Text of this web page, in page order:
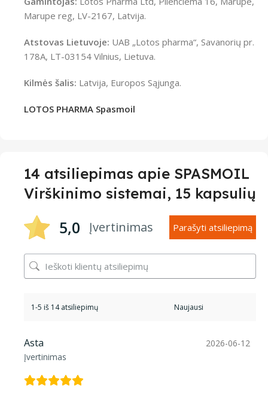
Marupe reg, LV-2167, Latvija.
Atstovas Lietuvoje: UAB „Lotos pharma“, Savanorių pr.
178A, LT-03154 Vilnius, Lietuva.
Kilmės šalis: Latvija, Europos Sąjunga.
LOTOS PHARMA Spasmoil
14 atsiliepimas apie SPASMOIL
Virškinimo sistemai, 15 kapsulių
5,0 Įvertinimas Parašyti atsiliepimą
1-5 iš 14 atsiliepimų
Asta
Įvertinimas
2026-06-12